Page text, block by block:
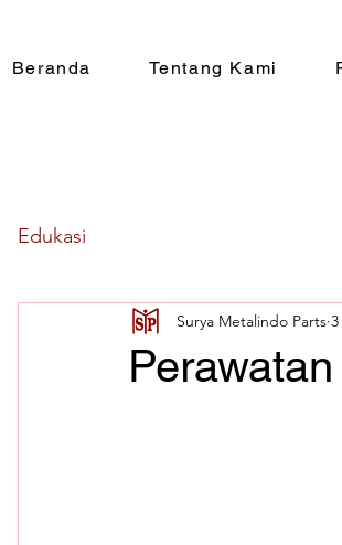
Beranda Tentang Kami
Edukasi
Surya Metalindo Parts